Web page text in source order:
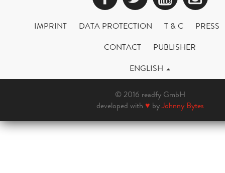
IMPRINT DATA PROTECTION T & C
PRESS
CONTACT
PUBLISHER
ENGLISH
© 2016 readfy GmbH
developed with ♥ byJohnny Bytes